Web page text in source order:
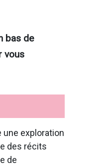
bas de
vous
une exploration
des récits
de